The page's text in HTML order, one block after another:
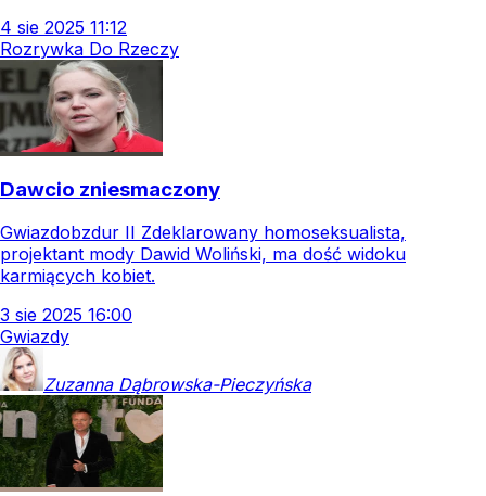
4 sie 2025 11:12
Rozrywka Do Rzeczy
Dawcio zniesmaczony
Gwiazdobzdur II Zdeklarowany homoseksualista,
projektant mody Dawid Woliński, ma dość widoku
karmiących kobiet.
3 sie 2025 16:00
Gwiazdy
Zuzanna Dąbrowska-Pieczyńska